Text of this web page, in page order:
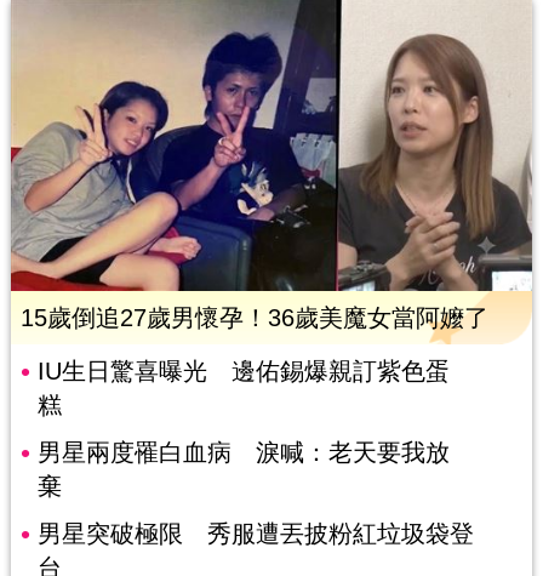
15歲倒追27歲男懷孕！36歲美魔女當阿嬤了
IU生日驚喜曝光 邊佑錫爆親訂紫色蛋
糕
男星兩度罹白血病 淚喊：老天要我放
棄
男星突破極限 秀服遭丟披粉紅垃圾袋登
台